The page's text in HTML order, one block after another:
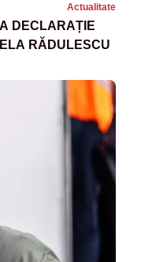
Actualitate
DECLARAȚIE
RĂDULESCU